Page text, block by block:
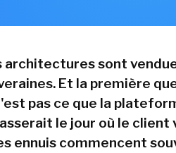
architectures sont
Et la première
pas ce que la
le jour où le client
ennuis commencent